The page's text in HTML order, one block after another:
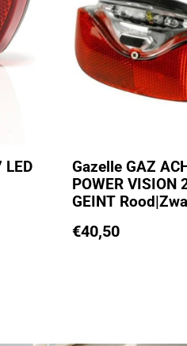
LED
Gazelle GAZ
POWER VISION
GEINT
€40,50